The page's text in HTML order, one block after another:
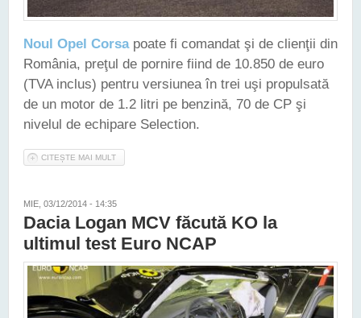
Noul Opel Corsapoate fi comandat şi de clienţii din
România, preţul de pornire fiind de 10.850 de euro
(TVA inclus) pentru versiunea în trei uşi propulsată
de un motor de 1.2 litri pe benzină, 70 de CP şi
nivelul de echipare Selection.
CITEȘTE MAI MULT
MIE, 03/12/2014 - 14:35
Dacia Logan MCV făcută KO la
ultimul test Euro NCAP